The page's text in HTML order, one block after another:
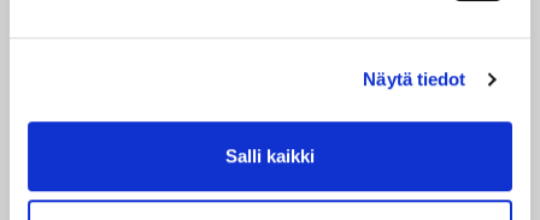
Näytä tiedot
Salli kaikki
Suomi